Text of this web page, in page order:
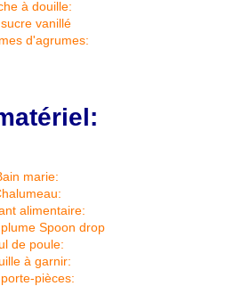
à douille:
vanillé
d'agrumes:
marie:
alimentaire:
Spoon drop
de poule:
à garnir:
pièces: